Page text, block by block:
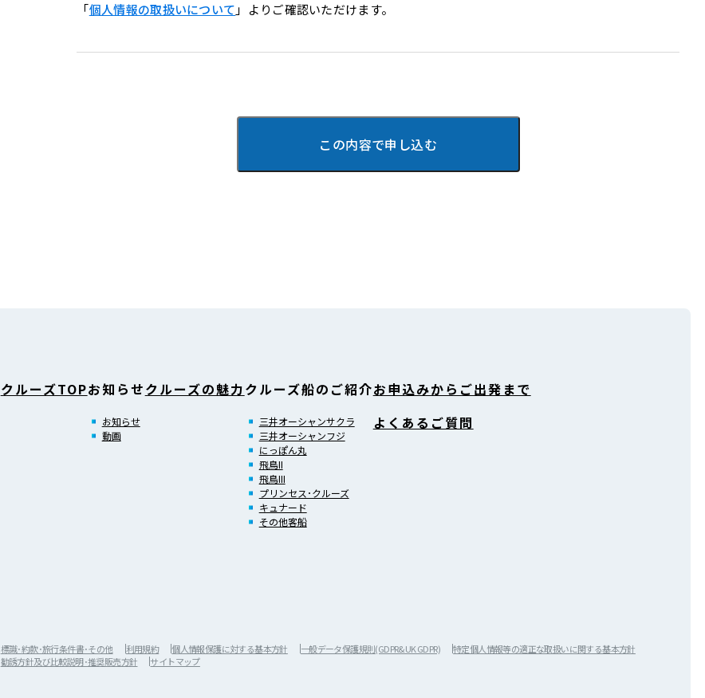
「個人情報の取扱いについて 」よりご確認いただけます。
クルーズTOPお知らせ
お知らせ
動画
クルーズの魅力クルーズ船のご紹介
三井オーシャンサクラ
三井オーシャンフジ
にっぽん丸
飛鳥II
飛鳥III
プリンセス･クルーズ
キュナード
その他客船
お申込みからご出発まで
よくあるご質問
標識･約款･旅行条件書･その他 利用規約 個人情報保護に対する基本方針 一般データ保護規則(GDPR&UK GDPR)
特定個人情報等の適正な取扱いに関する基本方針
勧誘方針及び比較説明･推奨販売方針
サイトマップ